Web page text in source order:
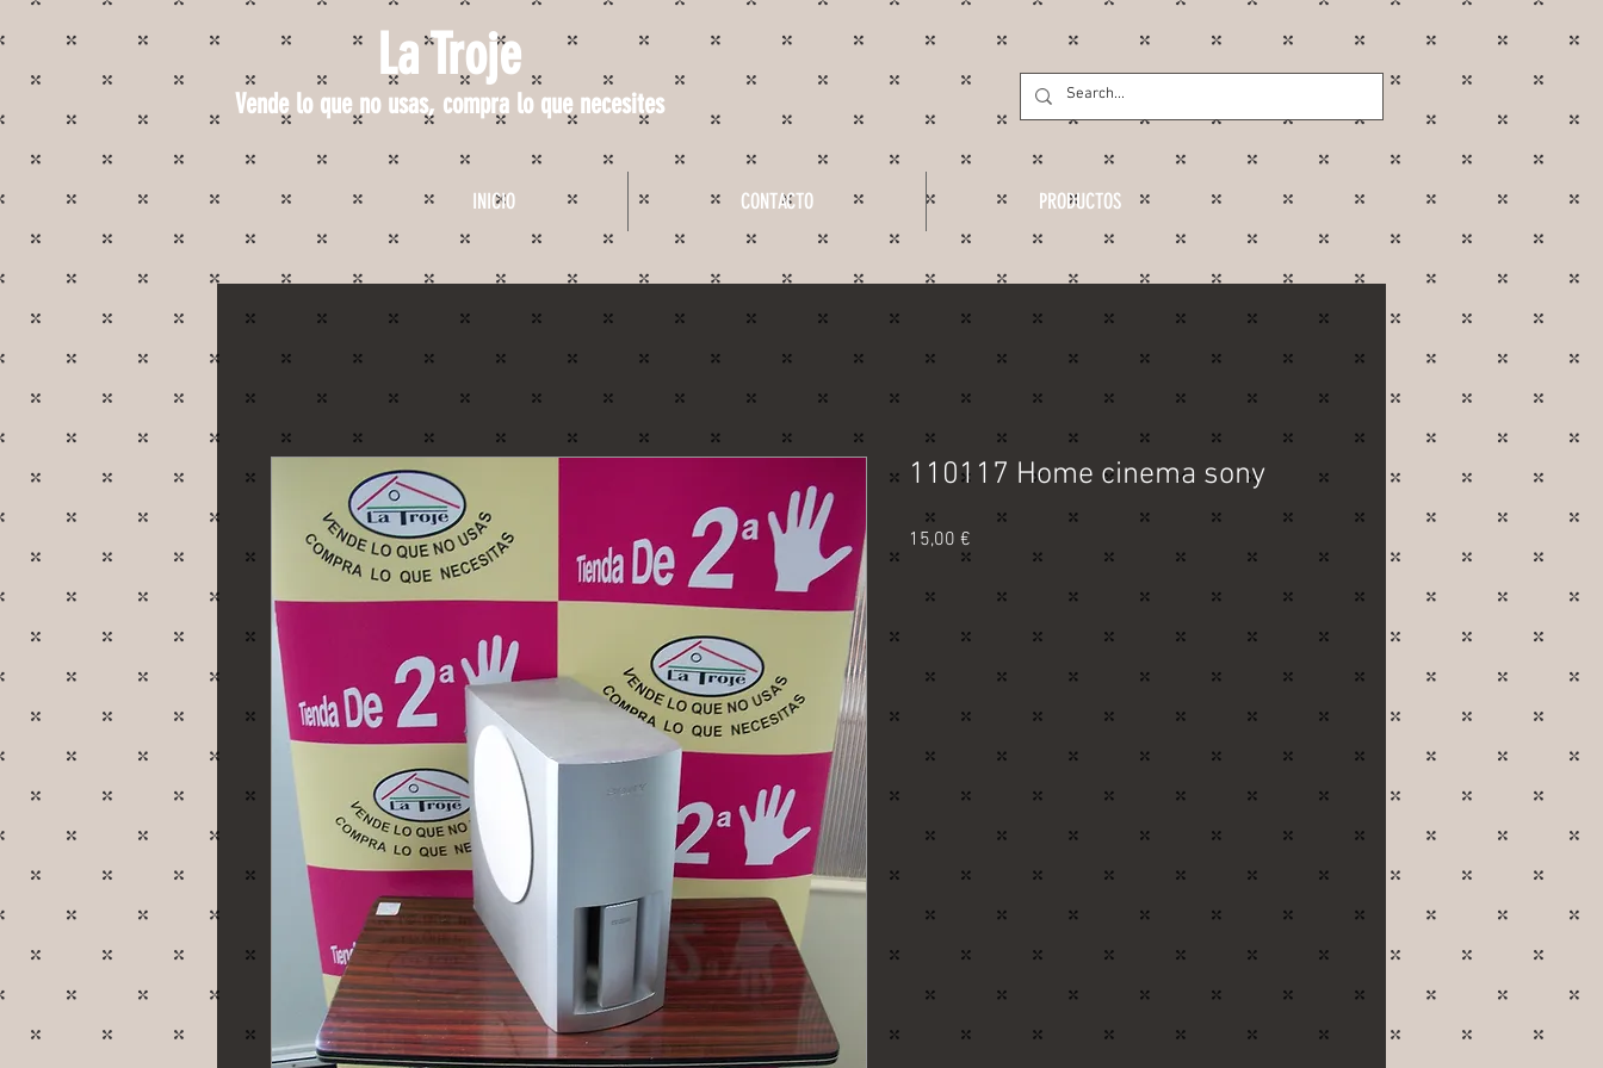
La Troje
Vende lo que no usas, compra lo que necesites
INICIO CONTACTO PRODUCTOS
110117 Home cinema sony
15,00 €